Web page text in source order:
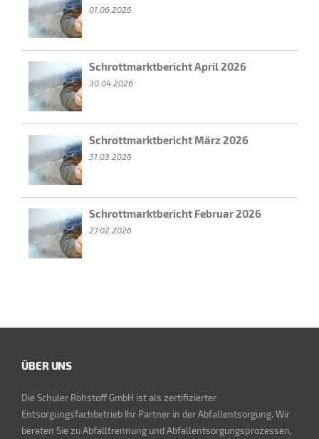
01.06.2026
Schrottmarktbericht April 2026
30.04.2026
Schrottmarktbericht März 2026
31.03.2026
Schrottmarktbericht Februar 2026
27.02.2026
ÜBER UNS
Die Schuler Rohstoff GmbH ist als zertifizierter
Entsorgungsfachbetrieb Ihr Partner in der Abfallentsorgung. Wir
beraten Sie zu Abfalltrennung und Abfallentsorgungsprozessen,